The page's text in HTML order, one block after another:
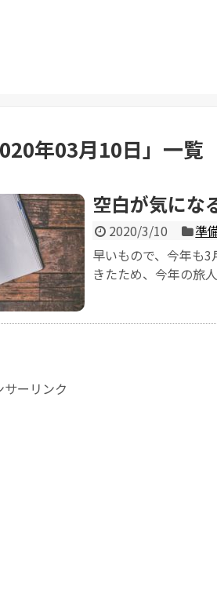
年03月10日」 一覧
空白が気にな
2020/3/10
準
早いもので、今年も
きたため、今年の旅
サーリンク